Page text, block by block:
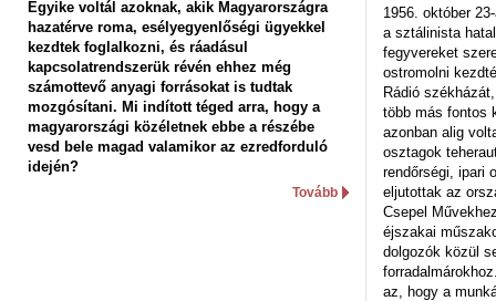
Egyike voltál azoknak, akik Magyarországra
hazatérve roma, esélyegyenlőségi ügyekkel
kezdtek foglalkozni, és ráadásul
kapcsolatrendszerük révén ehhez még
számottevő anyagi forrásokat is tudtak
mozgósítani. Mi indított téged arra, hogy a
magyarországi közéletnek ebbe a részébe
vesd bele magad valamikor az ezredforduló
idején?
Tovább
1956. október
a sztálinista
fegyvereket
ostromolni
Rádió
több más fontos
azonban alig
osztagok
rendőrségi, ipari
eljutottak az
Csepel
éjszakai
dolgozók közül
az, hogy a